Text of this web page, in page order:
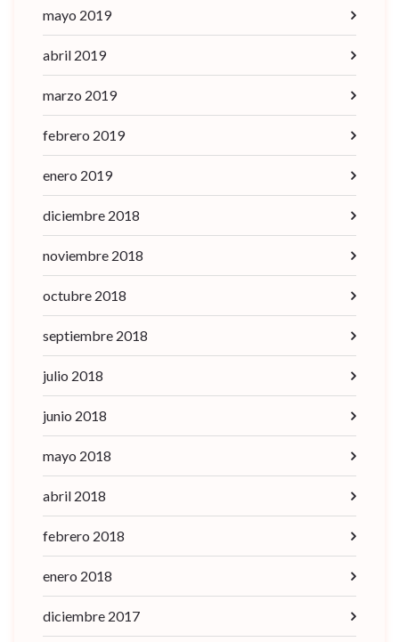
mayo 2019
abril 2019
marzo 2019
febrero 2019
enero 2019
diciembre 2018
noviembre 2018
octubre 2018
septiembre 2018
julio 2018
junio 2018
mayo 2018
abril 2018
febrero 2018
enero 2018
diciembre 2017